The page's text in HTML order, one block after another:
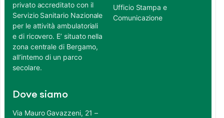
privato accreditato con il
Servizio Sanitario Nazionale
per le attività ambulatoriali
e di ricovero. E’ situato nella
zona centrale di Bergamo,
all’interno di un parco
secolare.
Dove siamo
Via Mauro Gavazzeni, 21 –
Ufficio Stampa e
Comunicazione